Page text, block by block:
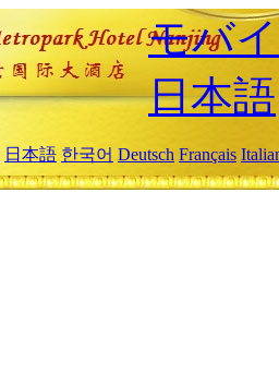
モバ
日本語
日本語 한국어 Deutsch Français